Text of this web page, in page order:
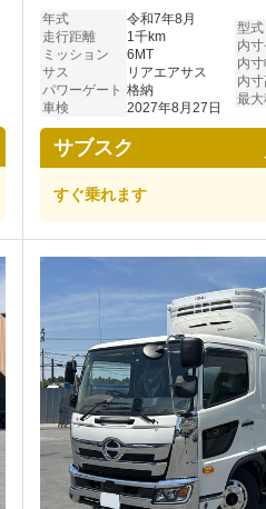
年式
令和7年8月
走行距離
1千km
ミッション
6MT
サス
リアエアサス
パワーゲート 格納
車検
2027年8月27日
型式
内寸
内寸
内寸
最
サブスク
すぐ乗れます